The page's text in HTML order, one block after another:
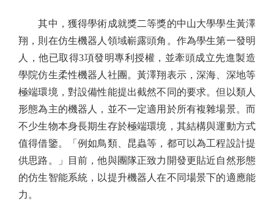
其中，獲得學術成就獎二等獎的中山大學學生黃澤
翔，則在仿生機器人領域嶄露頭角。作為學生第一發明
人，他已取得3項發明專利授權，並牽頭成立先進製造
學院仿生柔性機器人社團。黃澤翔表示，深海、深地等
極端環境，對設備性能提出截然不同的要求。但以類人
形態為主的機器人，並不一定適用於所有複雜場景。而
不少生物本身長期生存於極端環境，其結構與運動方式
值得借鑒。「例如鳥類、昆蟲等，都可以為工程設計提
供思路。」目前，他與團隊正致力開發更貼近自然形態
的仿生智能系統，以提升機器人在不同場景下的適應能
力。